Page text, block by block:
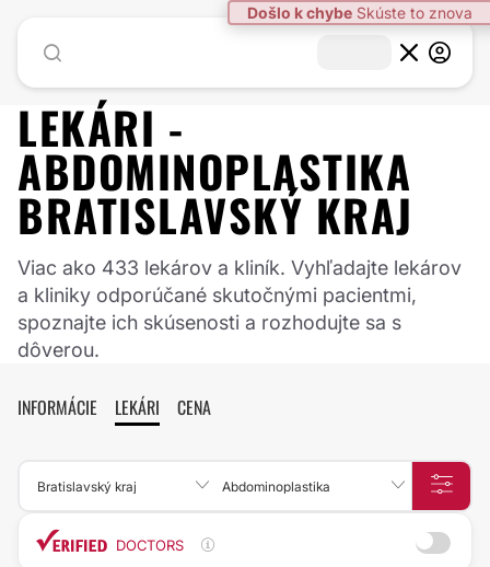
LEKÁRI -
ABDOMINOPLASTIKA
BRATISLAVSKÝ KRAJ
Viac ako 433 lekárov a kliník. Vyhľadajte lekárov
a kliniky odporúčané skutočnými pacientmi,
spoznajte ich skúsenosti a rozhodujte sa s
dôverou.
INFORMÁCIE LEKÁRI CENA
Bratislavský kraj Abdominoplastika
DOCTORS